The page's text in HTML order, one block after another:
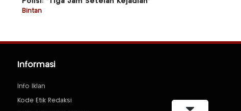
Bintan
Informasi
Info Iklan
Kode Etik Redaksi